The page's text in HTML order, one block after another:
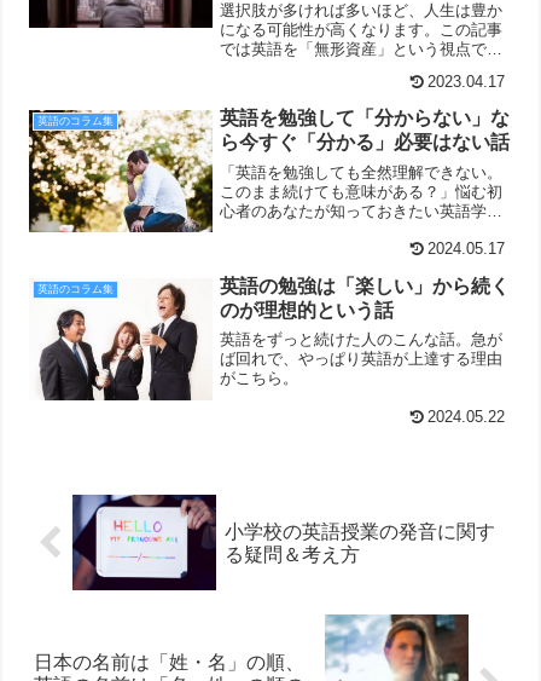
選択肢が多ければ多いほど、人生は豊か
になる可能性が高くなります。この記事
では英語を「無形資産」という視点で、
2023.04.17
英語のコラム集
英語を勉強して「分からない」な
ら今すぐ「分かる」必要はない話
「英語を勉強しても全然理解できない。
このまま続けても意味がある？」悩む初
心者のあなたが知っておきたい英語学習
2024.05.17
英語のコラム集
英語の勉強は「楽しい」から続く
のが理想的という話
英語をずっと続けた人のこんな話。急が
ば回れで、やっぱり英語が上達する理由
がこちら。
2024.05.22
小学校の英語授業の発音に関す
る疑問＆考え方
日本の名前は「姓・名」の順、